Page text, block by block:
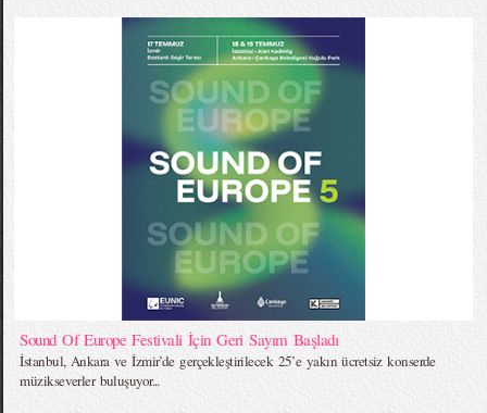
Sound Of Europe Festivali İçin Geri Sayım Başladı
İstanbul, Ankara ve İzmir’de gerçekleştirilecek 25’e yakın ücretsiz konserde
müzikseverler buluşuyor...